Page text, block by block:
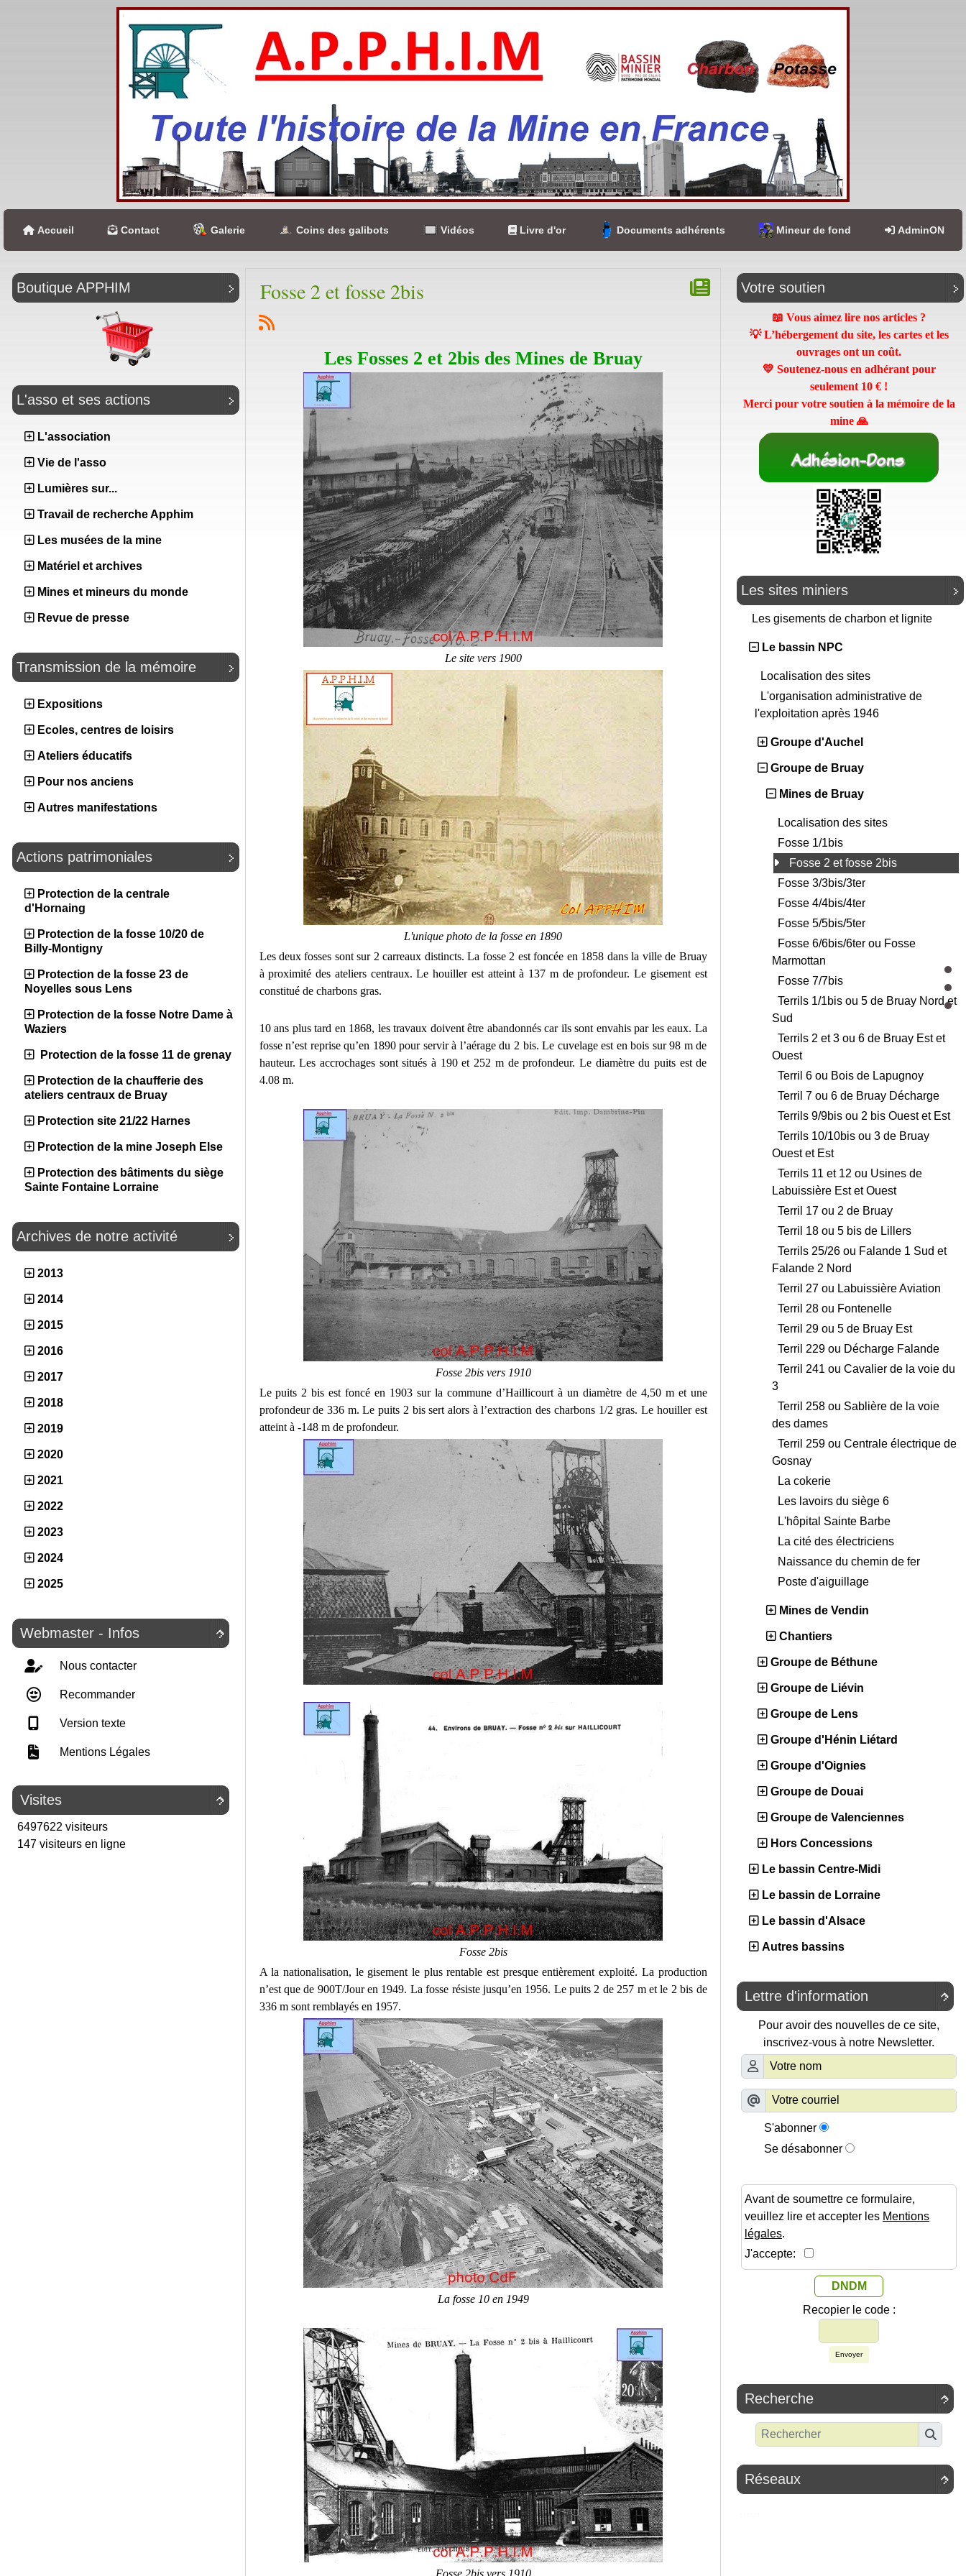
Accueil Contact Galerie Coins des galibots Vidéos Livre d'or Documents adhérents Mineur de fond AdminON
Boutique APPHIM
L'asso et ses actions
L'association
Vie de l'asso
Lumières sur...
Travail de recherche Apphim
Les musées de la mine
Matériel et archives
Mines et mineurs du monde
Revue de presse
Transmission de la mémoire
Expositions
Ecoles, centres de loisirs
Ateliers éducatifs
Pour nos anciens
Autres manifestations
Actions patrimoniales
Protection de la centrale
d'Hornaing
Protection de la fosse 10/20 de
Billy-Montigny
Protection de la fosse 23 de
Noyelles sous Lens
Protection de la fosse Notre Dame à
Waziers
Protection de la fosse 11 de grenay
Protection de la chaufferie des
ateliers centraux de Bruay
Protection site 21/22 Harnes
Protection de la mine Joseph Else
Protection des bâtiments du siège
Sainte Fontaine Lorraine
Archives de notre activité
2013
2014
2015
2016
2017
2018
2019
2020
2021
2022
2023
2024
2025

Webmaster - Infos
Nous contacter
Recommander
Version texte
Mentions Légales

Visites
6497622 visiteurs
147 visiteurs en ligne
Fosse 2 et fosse 2bis
Les Fosses 2 et 2bis des Mines de Bruay
Le site vers 1900
L'unique photo de la fosse en 1890
Les deux fosses sont sur 2 carreaux distincts. La fosse 2 est foncée en 1858 dans la ville de Bruay
à proximité des ateliers centraux. Le houiller est atteint à 137 m de profondeur. Le gisement est
constitué de charbons gras.
10 ans plus tard en 1868, les travaux doivent être abandonnés car ils sont envahis par les eaux. La
fosse n’est reprise qu’en 1890 pour servir à l’aérage du 2 bis. Le cuvelage est en bois sur 98 m de
hauteur. Les accrochages sont situés à 190 et 252 m de profondeur. Le diamètre du puits est de
4.08 m.
Fosse 2bis vers 1910
Le puits 2 bis est foncé en 1903 sur la commune d’Haillicourt à un diamètre de 4,50 m et une
profondeur de 336 m. Le puits 2 bis sert alors à l’extraction des charbons 1/2 gras. Le houiller est
atteint à -148 m de profondeur.
Fosse 2bis
A la nationalisation, le gisement le plus rentable est presque entièrement exploité. La production
n’est que de 900T/Jour en 1949. La fosse résiste jusqu’en 1956. Le puits 2 de 257 m et le 2 bis de
336 m sont remblayés en 1957.
La fosse 10 en 1949
Fosse 2bis vers 1910
Votre soutien
📖 Vous aimez lire nos articles ?
💡 L’hébergement du site, les cartes et les
ouvrages ont un coût.
💛 Soutenez-nous en adhérant pour
seulement 10 € !
Merci pour votre soutien à la mémoire de la
mine 🙏
Les sites miniers
Les gisements de charbon et lignite
Le bassin NPC
Localisation des sites
L'organisation administrative de
l'exploitation après 1946
Groupe d'Auchel
Groupe de Bruay
Mines de Bruay
Localisation des sites
Fosse 1/1bis
Fosse 2 et fosse 2bis
Fosse 3/3bis/3ter
Fosse 4/4bis/4ter
Fosse 5/5bis/5ter
Fosse 6/6bis/6ter ou Fosse
Marmottan
Fosse 7/7bis
Terrils 1/1bis ou 5 de Bruay Nord et
Sud
Terrils 2 et 3 ou 6 de Bruay Est et
Ouest
Terril 6 ou Bois de Lapugnoy
Terril 7 ou 6 de Bruay Décharge
Terrils 9/9bis ou 2 bis Ouest et Est
Terrils 10/10bis ou 3 de Bruay
Ouest et Est
Terrils 11 et 12 ou Usines de
Labuissière Est et Ouest
Terril 17 ou 2 de Bruay
Terril 18 ou 5 bis de Lillers
Terrils 25/26 ou Falande 1 Sud et
Falande 2 Nord
Terril 27 ou Labuissière Aviation
Terril 28 ou Fontenelle
Terril 29 ou 5 de Bruay Est
Terril 229 ou Décharge Falande
Terril 241 ou Cavalier de la voie du
3
Terril 258 ou Sablière de la voie
des dames
Terril 259 ou Centrale électrique de
Gosnay
La cokerie
Les lavoirs du siège 6
L'hôpital Sainte Barbe
La cité des électriciens
Naissance du chemin de fer
Poste d'aiguillage
Mines de Vendin
Chantiers
Groupe de Béthune
Groupe de Liévin
Groupe de Lens
Groupe d'Hénin Liétard
Groupe d'Oignies
Groupe de Douai
Groupe de Valenciennes
Hors Concessions
Le bassin Centre-Midi
Le bassin de Lorraine
Le bassin d'Alsace
Autres bassins

Lettre d'information
Pour avoir des nouvelles de ce site,
inscrivez-vous à notre Newsletter.
S'abonner
Se désabonner
Avant de soumettre ce formulaire,
veuillez lire et accepter les Mentions
légales.
J'accepte:
DNDM
Recopier le code :
Envoyer

Recherche

Réseaux